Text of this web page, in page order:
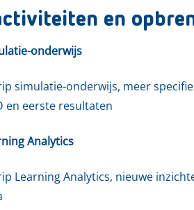
en
onderwijs
simulatie-onderwijs, meer
en eerste resultaten
Analytics
Learning Analytics, nieuwe